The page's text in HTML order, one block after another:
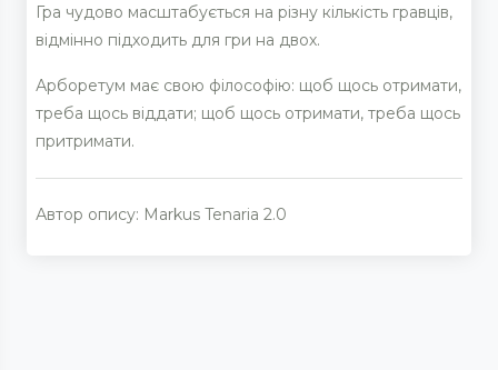
Гра чудово масштабується на різну кількість гравців,
відмінно підходить для гри на двох.
Арборетум має свою філософію: щоб щось отримати,
треба щось віддати; щоб щось отримати, треба щось
притримати.
Автор опису: Markus Tenaria 2.0